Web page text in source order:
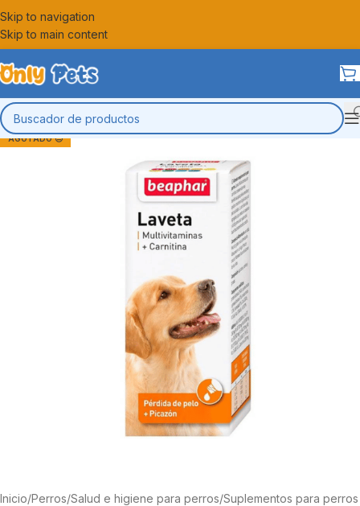
Skip to navigation
Skip to main content
AGOTADO 😔
Inicio/Perros/Salud e higiene para perros/Suplementos para perros